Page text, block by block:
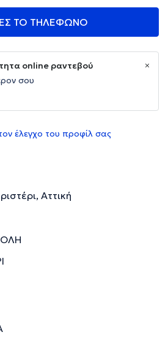
ΤΟ ΤΗΛΕΦΩΝΟ
online ραντεβού
σου
έλεγχο του προφίλ σας
Αττική